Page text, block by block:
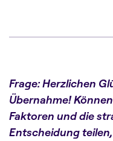
Frage: Herzlichen
Übernahme!
Faktoren und die
Entscheidung